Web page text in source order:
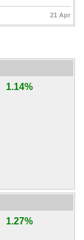
21 Apr
1.14%
1.27%